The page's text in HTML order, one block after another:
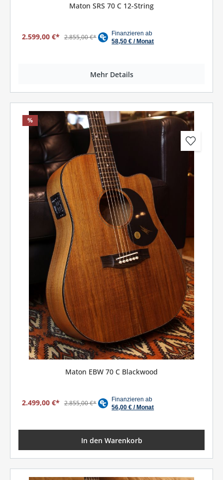
Maton SRS 70 C 12-String
2.599,00 €* 2.855,00 €*
Mehr Details
%
Maton EBW 70 C Blackwood
2.499,00 €* 2.855,00 €*
In den Warenkorb